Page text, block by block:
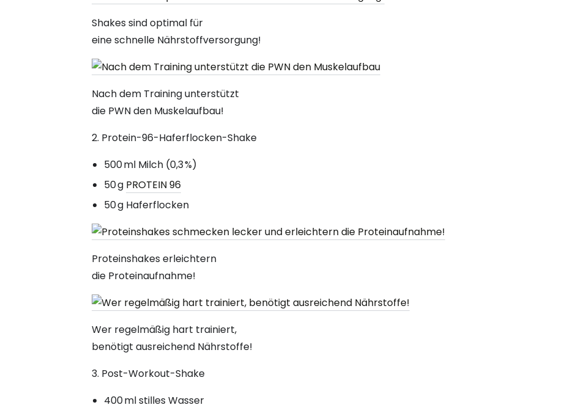
Shakes sind optimal für
eine schnelle Nährstoffversorgung!
Nach dem Training unterstützt
die PWN den Muskelaufbau!
2. Protein-96-Haferflocken-Shake
500 ml Milch (0,3 %)
50 g PROTEIN 96
50 g Haferflocken
Proteinshakes erleichtern
die Proteinaufnahme!
Wer regelmäßig hart trainiert,
benötigt ausreichend Nährstoffe!
3. Post-Workout-Shake
400 ml stilles Wasser